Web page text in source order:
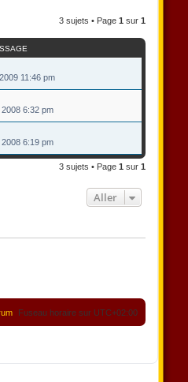
3 sujets • Page 1 sur 1
11:46 pm
6:32 pm
6:19 pm
3 sujets • Page 1 sur 1
Aller
Fuseau horaire sur UTC+02:00